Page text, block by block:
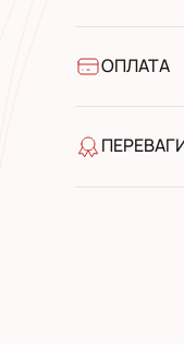
УкрПошта
ОПЛАТА
широкий